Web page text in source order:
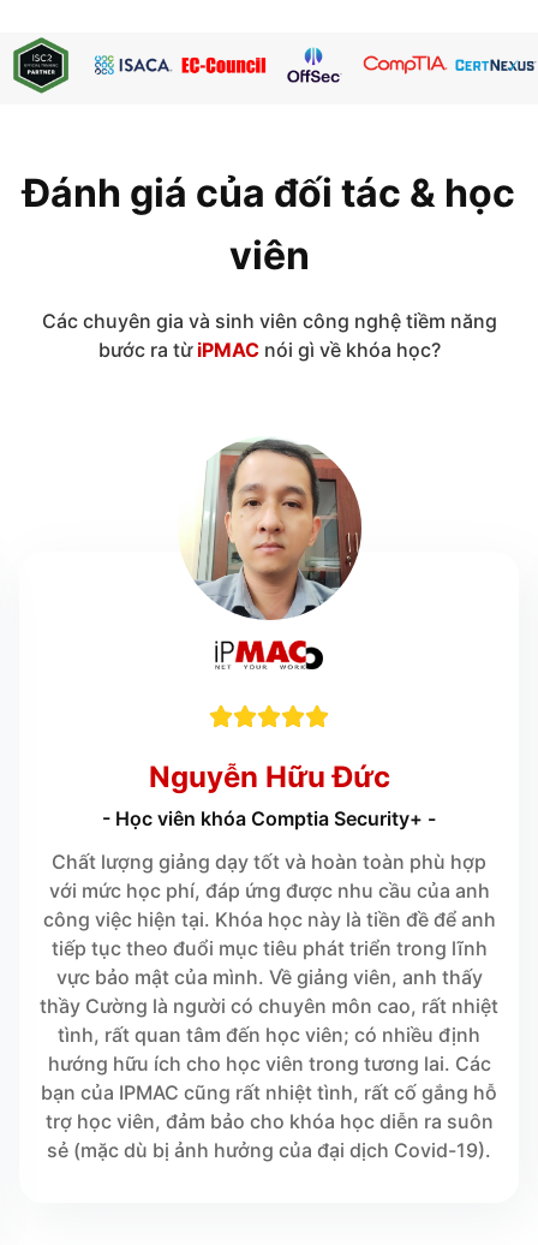
Đánh giá của đối tác & học
viên
Các chuyên gia và sinh viên công nghệ tiềm năng
bước ra từ iPMACnói gì về khóa học?

Nguyễn Hữu Đức
- Học viên khóa Comptia Security+ -
Chất lượng giảng dạy tốt và hoàn toàn phù hợp
với mức học phí, đáp ứng được nhu cầu của anh
công việc hiện tại. Khóa học này là tiền đề để anh
tiếp tục theo đuổi mục tiêu phát triển trong lĩnh
vực bảo mật của mình. Về giảng viên, anh thấy
thầy Cường là người có chuyên môn cao, rất nhiệt
tình, rất quan tâm đến học viên; có nhiều định
hướng hữu ích cho học viên trong tương lai. Các
bạn của IPMAC cũng rất nhiệt tình, rất cố gắng hỗ
trợ học viên, đảm bảo cho khóa học diễn ra suôn
sẻ (mặc dù bị ảnh hưởng của đại dịch Covid-19).